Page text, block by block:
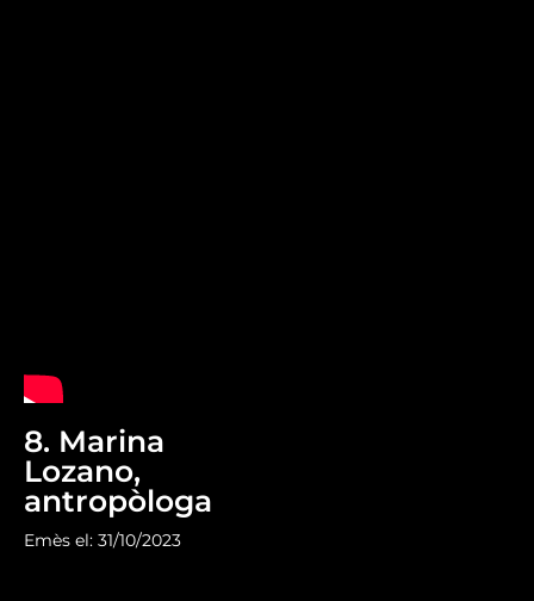
8. Marina
Lozano,
antropòloga
Emès el: 31/10/2023